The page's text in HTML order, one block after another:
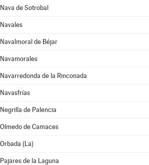
Nava de Sotrobal
Navales
Navalmoral de Béjar
Navamorales
Navarredonda de la Rinconada
Navasfrías
Negrilla de Palencia
Olmedo de Camaces
Orbada (La)
Pajares de la Laguna